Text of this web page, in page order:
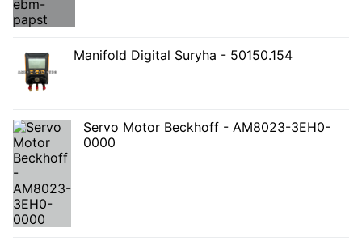
Manifold Digital Suryha - 50150.154
Servo Motor Beckhoff - AM8023-3EH0-
0000